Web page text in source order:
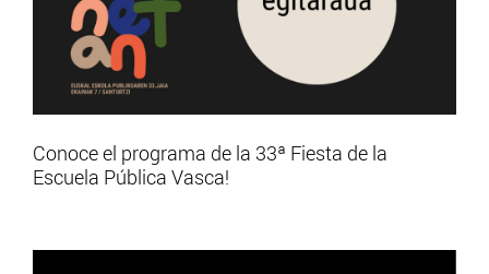
Conoce el programa de la 33ª Fiesta de la
Escuela Pública Vasca!